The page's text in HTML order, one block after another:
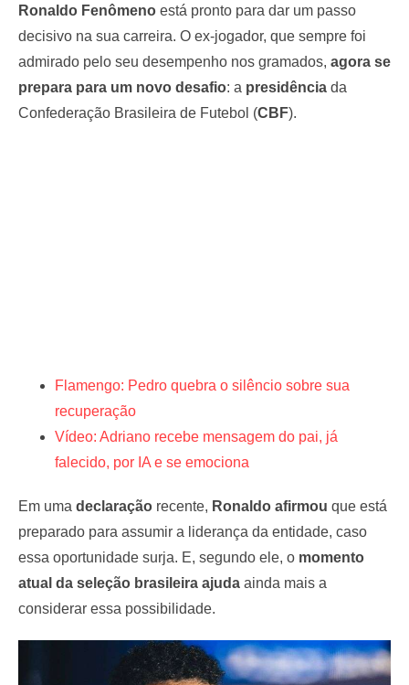
Ronaldo Fenômeno está pronto para dar um passo
decisivo na sua carreira. O ex-jogador, que sempre foi
admirado pelo seu desempenho nos gramados, agora se
prepara para um novo desafio: a presidência da
Confederação Brasileira de Futebol (CBF).
Flamengo: Pedro quebra o silêncio sobre sua
recuperação
Vídeo: Adriano recebe mensagem do pai, já
falecido, por IA e se emociona
Em uma declaração recente, Ronaldo afirmou que está
preparado para assumir a liderança da entidade, caso
essa oportunidade surja. E, segundo ele, o momento
atual da seleção brasileira ajuda ainda mais a
considerar essa possibilidade.